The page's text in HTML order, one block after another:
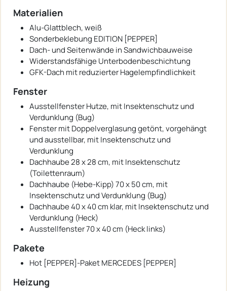
Materialien
Alu-Glattblech, weiß
Sonderbeklebung EDITION [PEPPER]
Dach- und Seitenwände in Sandwichbauweise
Widerstandsfähige Unterbodenbeschichtung
GFK-Dach mit reduzierter Hagelempfindlichkeit
Fenster
Ausstellfenster Hutze, mit Insektenschutz und
Verdunklung (Bug)
Fenster mit Doppelverglasung getönt, vorgehängt
und ausstellbar, mit Insektenschutz und
Verdunklung
Dachhaube 28 x 28 cm, mit Insektenschutz
(Toilettenraum)
Dachhaube (Hebe-Kipp) 70 x 50 cm, mit
Insektenschutz und Verdunklung (Bug)
Dachhaube 40 x 40 cm klar, mit Insektenschutz und
Verdunklung (Heck)
Ausstellfenster 70 x 40 cm (Heck links)
Pakete
Hot [PEPPER]-Paket MERCEDES [PEPPER]
Heizung